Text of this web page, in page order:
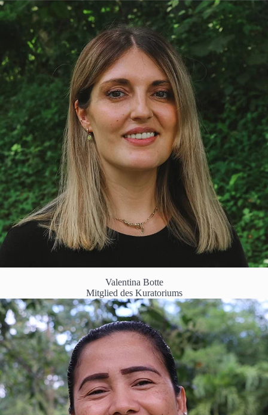
Valentina Botte
Mitglied des Kuratoriums